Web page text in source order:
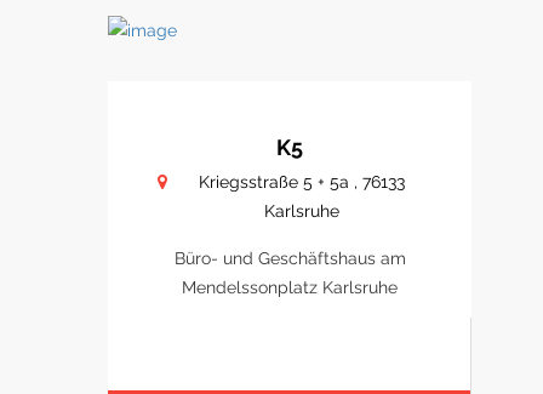
K5
Kriegsstraße 5 + 5a , 76133
Karlsruhe
Büro- und Geschäftshaus am
Mendelssonplatz Karlsruhe